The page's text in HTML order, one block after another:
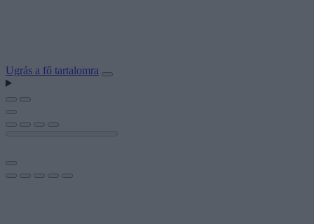
Ugrás a fő tartalomra